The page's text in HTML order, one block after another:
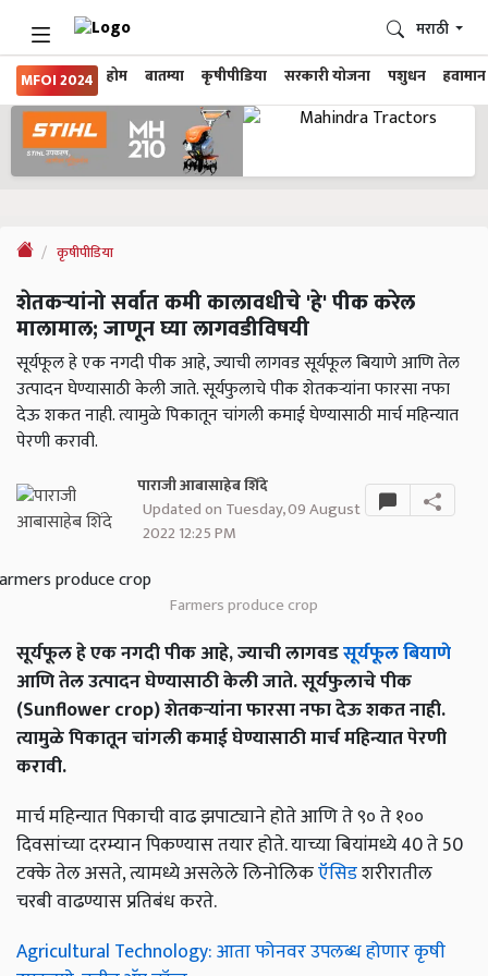
MFOI 2024 होम बातम्या कृषीपीडिया सरकारी योजना पशुधन हवामान
मराठी
कृषीपीडिया
शेतकऱ्यांनो सर्वात कमी कालावधीचे 'हे' पीक करेल
मालामाल; जाणून घ्या लागवडीविषयी
सूर्यफूल हे एक नगदी पीक आहे, ज्याची लागवड सूर्यफूल बियाणे आणि तेल
उत्पादन घेण्यासाठी केली जाते. सूर्यफुलाचे पीक शेतकऱ्यांना फारसा नफा
देऊ शकत नाही. त्यामुळे पिकातून चांगली कमाई घेण्यासाठी मार्च महिन्यात
पेरणी करावी.
पाराजी आबासाहेब शिंदे
Updated on Tuesday, 09 August
2022 12:25 PM
Farmers produce crop
सूर्यफूल हे एक नगदी पीक आहे, ज्याची लागवडसूर्यफूल बियाणे
आणि तेल उत्पादन घेण्यासाठी केली जाते. सूर्यफुलाचे पीक
(Sunflower crop) शेतकऱ्यांना फारसा नफा देऊ शकत नाही.
त्यामुळे पिकातून चांगली कमाई घेण्यासाठी मार्च महिन्यात पेरणी
करावी.
मार्च महिन्यात पिकाची वाढ झपाट्याने होते आणि ते ९० ते १००
दिवसांच्या दरम्यान पिकण्यास तयार होते. याच्या बियांमध्ये 40 ते 50
टक्के तेल असते, त्यामध्ये असलेले लिनोलिकऍसिडशरीरातील
चरबी वाढण्यास प्रतिबंध करते.
Agricultural Technology: आता फोनवर उपलब्ध होणार कृषी